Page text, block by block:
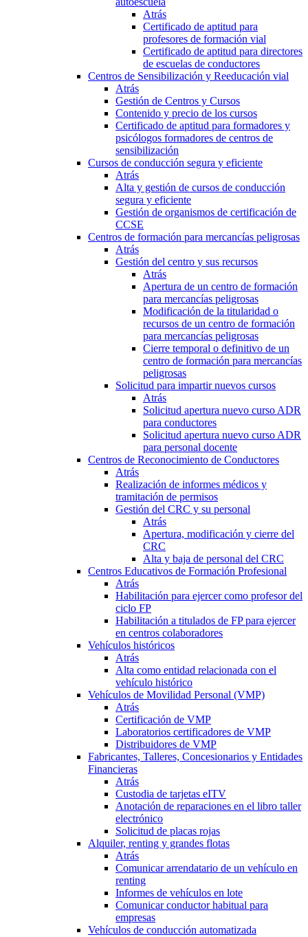
Atrás
Certificado de aptitud para
profesores de formación vial
Certificado de aptitud para directores
de escuelas de conductores
Centros de Sensibilización y Reeducación vial
Atrás
Gestión de Centros y Cursos
Contenido y precio de los cursos
Certificado de aptitud para formadores y
psicólogos formadores de centros de
sensibilización
Cursos de conducción segura y eficiente
Atrás
Alta y gestión de cursos de conducción
segura y eficiente
Gestión de organismos de certificación de
CCSE
Centros de formación para mercancías peligrosas
Atrás
Gestión del centro y sus recursos
Atrás
Apertura de un centro de formación
para mercancías peligrosas
Modificación de la titularidad o
recursos de un centro de formación
para mercancías peligrosas
Cierre temporal o definitivo de un
centro de formación para mercancías
peligrosas
Solicitud para impartir nuevos cursos
Atrás
Solicitud apertura nuevo curso ADR
para conductores
Solicitud apertura nuevo curso ADR
para personal docente
Centros de Reconocimiento de Conductores
Atrás
Realización de informes médicos y
tramitación de permisos
Gestión del CRC y su personal
Atrás
Apertura, modificación y cierre del
CRC
Alta y baja de personal del CRC
Centros Educativos de Formación Profesional
Atrás
Habilitación para ejercer como profesor del
ciclo FP
Habilitación a titulados de FP para ejercer
en centros colaboradores
Vehículos históricos
Atrás
Alta como entidad relacionada con el
vehículo histórico
Vehículos de Movilidad Personal (VMP)
Atrás
Certificación de VMP
Laboratorios certificadores de VMP
Distribuidores de VMP
Fabricantes, Talleres, Concesionarios y Entidades
Financieras
Atrás
Custodia de tarjetas eITV
Anotación de reparaciones en el libro taller
electrónico
Solicitud de placas rojas
Alquiler, renting y grandes flotas
Atrás
Comunicar arrendatario de un vehículo en
renting
Informes de vehículos en lote
Comunicar conductor habitual para
empresas
Vehículos de conducción automatizada